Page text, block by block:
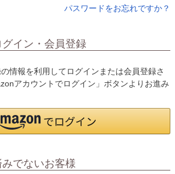
パスワードをお忘れですか？
イン・会員登録
情報を利用してログインまたは会員登録さ
アカウントでログイン」ボタンよりお進み
でないお客様